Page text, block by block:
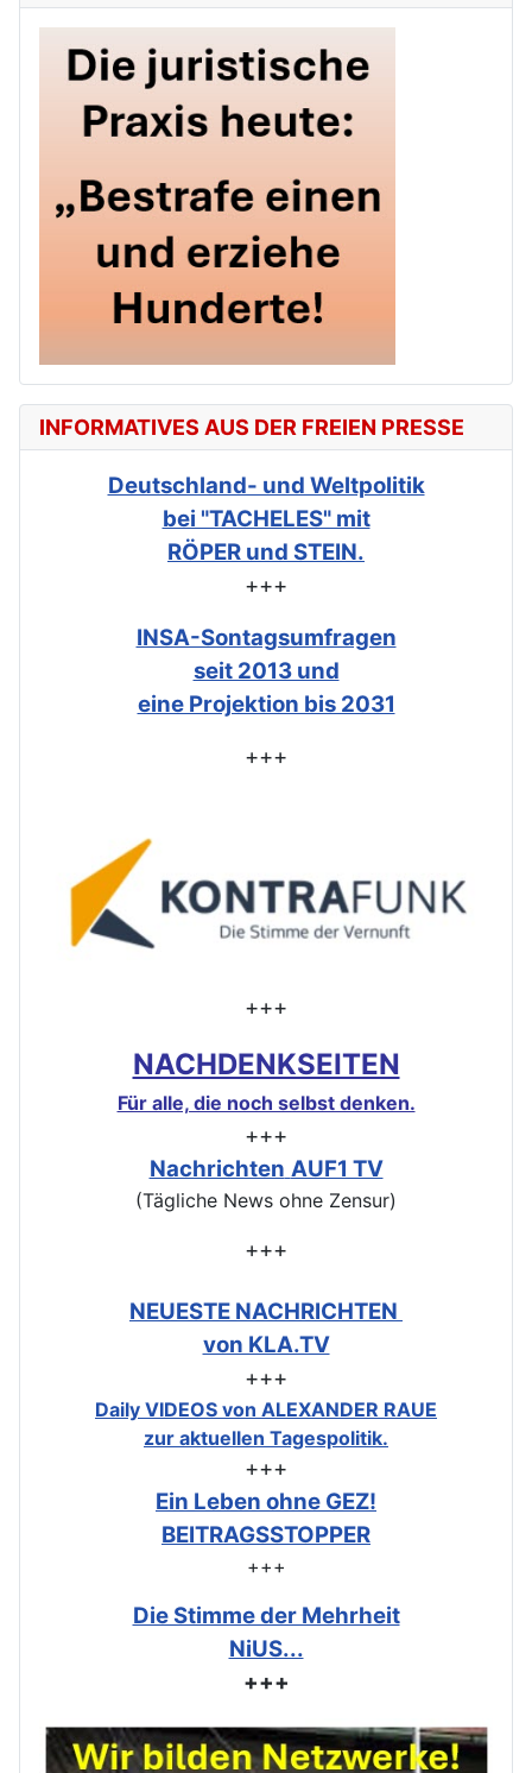
INFORMATIVES AUS DER FREIEN PRESSE
Deutschland- und Weltpolitik
bei "TACHELES" mit
RÖPER und STEIN.
+++
INSA-Sontagsumfragen
seit 2013 und
eine Projektion bis 2031
+++
+++
NACHDENKSEITEN
Für alle, die noch selbst denken.
+++
Nachrichten AUF1 TV
(Tägliche News ohne Zensur)
+++
NEUESTE NACHRICHTEN
von KLA.TV
+++
Daily VIDEOS von ALEXANDER RAUE
zur aktuellen Tagespolitik.
+++
Ein Leben ohne GEZ!
BEITRAGSSTOPPER
+++
Die Stimme der Mehrheit
NiUS...
+++